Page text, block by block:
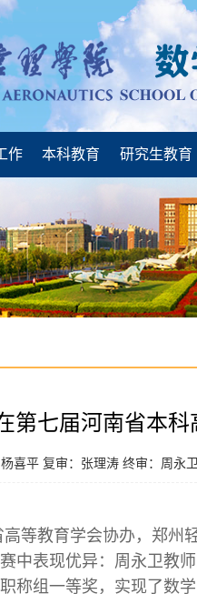
作 本科教育 研究生教育
第七届河南省本
喜平 复审：张理涛 终审：周永卫
等教育学会协办，郑
中表现优异：周永卫教
称组一等奖，实现了数